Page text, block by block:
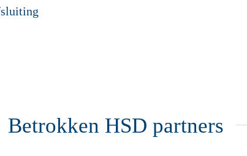
Betrokken HSD partners